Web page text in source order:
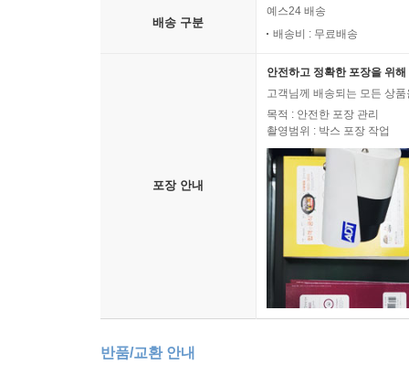
배송 구분
예스24 배송
배송비 : 무료배송
포장 안내
안전하고 정확한 포장을 위
고객님께 배송되는 모든 상
목적 : 안전한 포장 관리
촬영범위 : 박스 포장 작업
반품/교환 안내